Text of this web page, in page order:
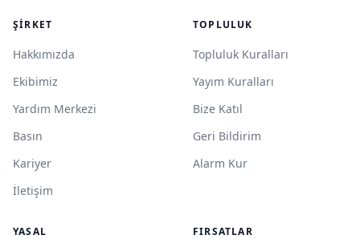
ŞIRKET
Hakkımızda
Ekibimiz
Yardım Merkezi
Basın
Kariyer
İletişim
TOPLULUK
Topluluk Kuralları
Yayım Kuralları
Bize Katıl
Geri Bildirim
Alarm Kur
YASAL FIRSATLAR